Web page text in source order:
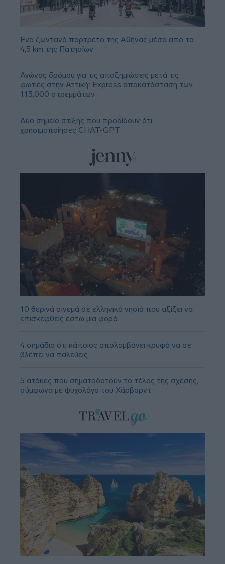
Ένα ζωντανό πορτρέτο της Αθήνας μέσα από τα
4,5 km της Πατησίων
Αγώνας δρόμου για τις αποζημιώσεις μετά τις
φωτιές στην Αττική: Express αποκατάσταση των
113.000 στρεμμάτων
Δύο σημείο στίξης που προδίδουν ότι
χρησιμοποίησες CHAT-GPT
10 θερινά σινεμά σε ελληνικά νησιά που αξίζει να
επισκεφθείς έστω μία φορά
4 σημάδια ότι κάποιος απολαμβάνει κρυφά να σε
βλέπει να παλεύεις
5 ατάκες που σηματοδοτούν το τέλος της σχέσης,
σύμφωνα με ψυχολόγο του Χάρβαρντ